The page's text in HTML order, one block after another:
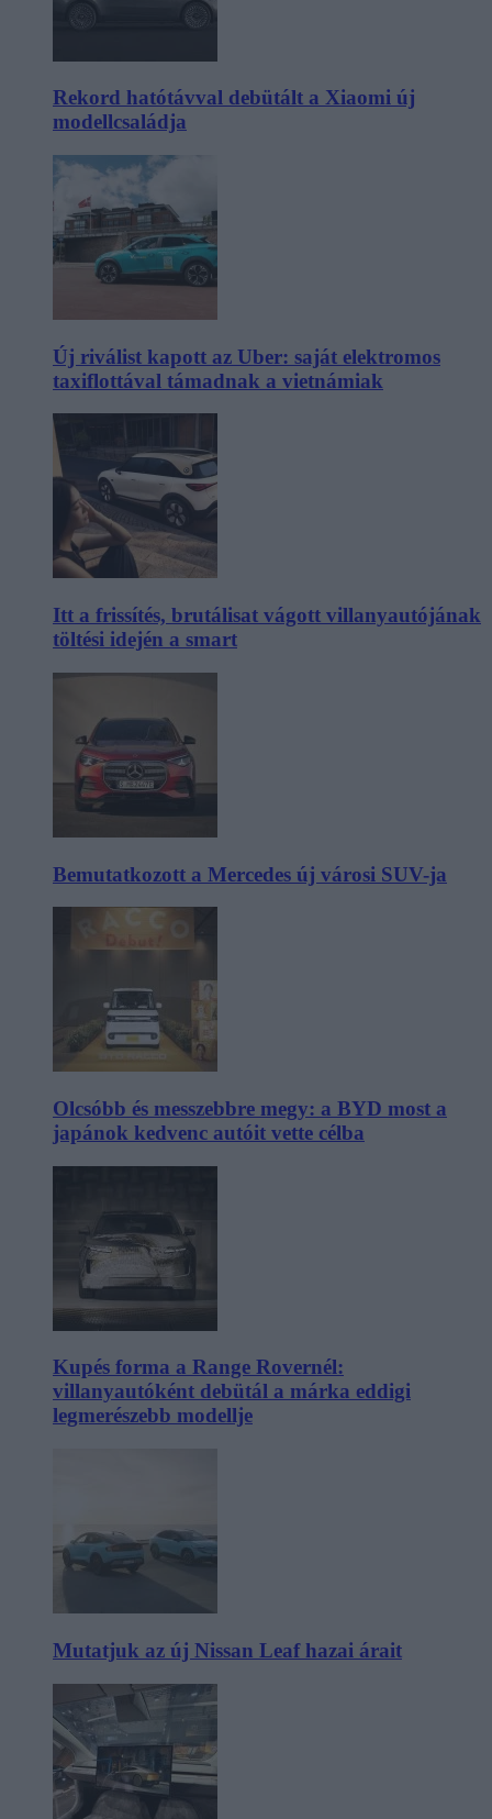
Rekord hatótávval debütált a Xiaomi új
modellcsaládja
Új riválist kapott az Uber: saját elektromos
taxiflottával támadnak a vietnámiak
Itt a frissítés, brutálisat vágott villanyautójának
töltési idején a smart
Bemutatkozott a Mercedes új városi SUV-ja
Olcsóbb és messzebbre megy: a BYD most a
japánok kedvenc autóit vette célba
Kupés forma a Range Rovernél:
villanyautóként debütál a márka eddigi
legmerészebb modellje
Mutatjuk az új Nissan Leaf hazai árait